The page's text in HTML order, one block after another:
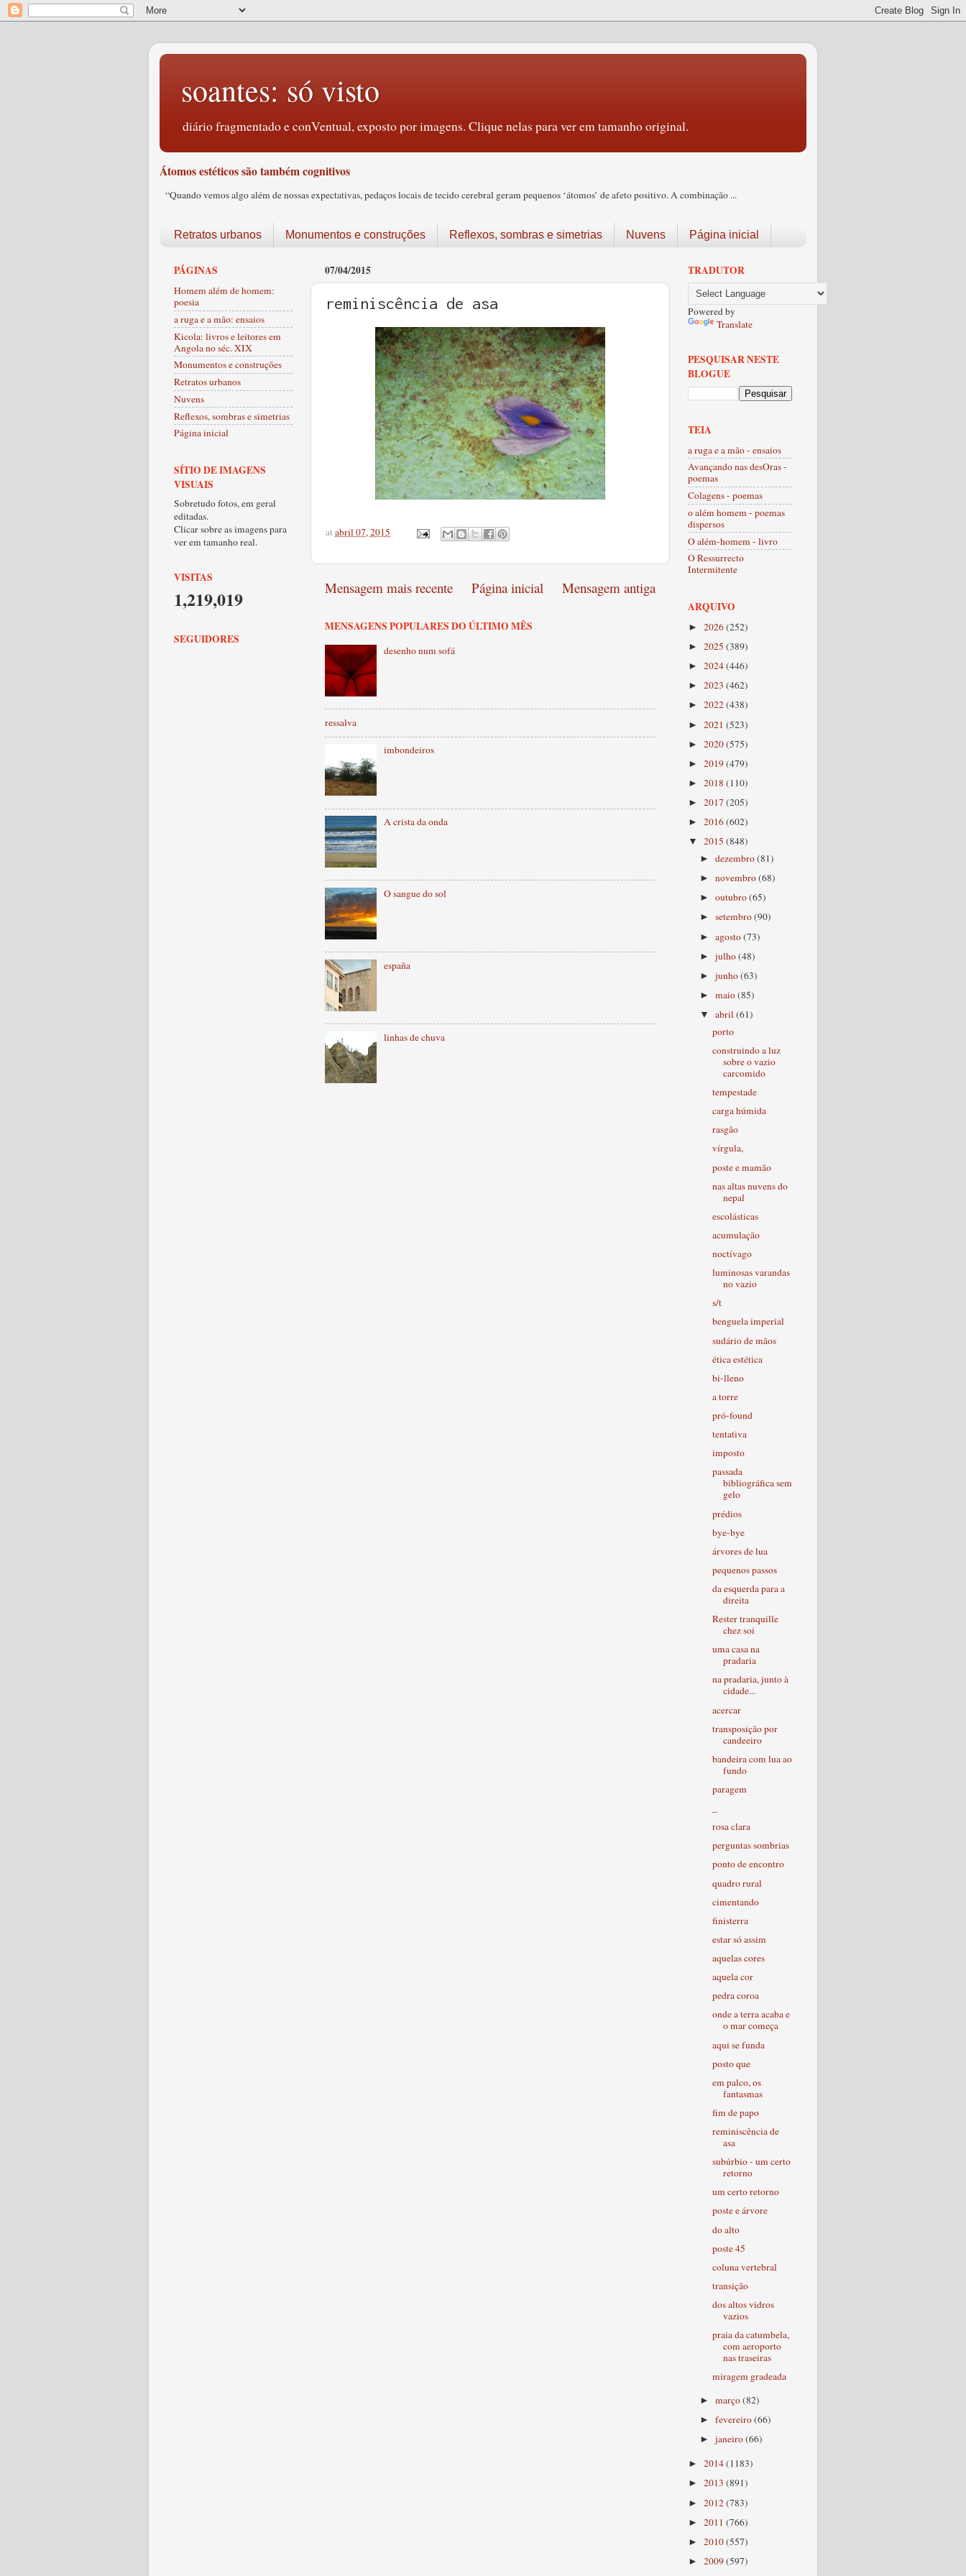
soantes: só visto
diário fragmentado e conVentual, exposto por imagens. Clique nelas para ver em tamanho original.
Átomos estéticos são também cognitivos
“Quando vemos algo além de nossas expectativas, pedaços locais de tecido cerebral geram pequenos ‘átomos’ de afeto positivo. A combinação ...
Retratos urbanos Monumentos e construções Reflexos, sombras e simetrias Nuvens Página inicial
07/04/2015
reminiscência de asa
atabril 07, 2015
Mensagem mais recente Mensagem antiga
Página inicial
MENSAGENS POPULARES DO ÚLTIMO MÊS
desenho num sofá
ressalva
imbondeiros
A crista da onda
O sangue do sol
españa
linhas de chuva
PÁGINAS
Homem além de homem:
poesia
a ruga e a mão: ensaios
Kicola: livros e leitores em
Angola no séc. XIX
Monumentos e construções
Retratos urbanos
Nuvens
Reflexos, sombras e simetrias
Página inicial
SÍTIO DE IMAGENS
VISUAIS
Sobretudo fotos, em geral
editadas.
Clicar sobre as imagens para
ver em tamanho real.
VISITAS
1,219,019
SEGUIDORES
TRADUTOR
Powered by
Translate
PESQUISAR NESTE
BLOGUE
TEIA
a ruga e a mão - ensaios
Avançando nas desOras -
poemas
Colagens - poemas
o além homem - poemas
dispersos
O além-homem - livro
O Ressurrecto
Intermitente
ARQUIVO
► 2026(252)
► 2025 (389)
► 2024(446)
► 2023 (462)
► 2022(438)
► 2021 (523)
► 2020(575)
► 2019(479)
► 2018 (110)
► 2017 (205)
► 2016(602)
▼ 2015 (848)
►dezembro(81)
►novembro(68)
►outubro(65)
►setembro(90)
►agosto(73)
►julho(48)
►junho(63)
►maio(85)
▼abril(61)
porto
construindo a luz
sobre o vazio
carcomido
tempestade
carga húmida
rasgão
vírgula,
poste e mamão
nas altas nuvens do
nepal
escolásticas
acumulação
noctívago
luminosas varandas
no vazio
s/t
benguela imperial
sudário de mãos
ética estética
bi-lleno
a torre
pró-found
tentativa
imposto
passada
bibliográfica sem
gelo
prédios
bye-bye
árvores de lua
pequenos passos
da esquerda para a
direita
Rester tranquille
chez soi
uma casa na
pradaria
na pradaria, junto à
cidade...
acercar
transposição por
candeeiro
bandeira com lua ao
fundo
paragem
rosa clara
perguntas sombrias
ponto de encontro
quadro rural
cimentando
finisterra
estar só assim
aquelas cores
aquela cor
pedra coroa
onde a terra acaba e
o mar começa
aqui se funda
posto que
em palco, os
fantasmas
fim de papo
reminiscência de
asa
subúrbio - um certo
retorno
um certo retorno
poste e árvore
do alto
poste 45
coluna vertebral
transição
dos altos vidros
vazios
praia da catumbela,
com aeroporto
nas traseiras
miragem gradeada
►março(82)
►fevereiro(66)
►janeiro(66)
► 2014(1183)
► 2013 (891)
► 2012(783)
► 2011 (766)
► 2010(557)
► 2009(597)